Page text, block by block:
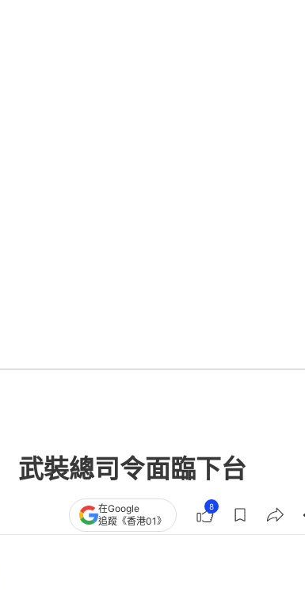
裝總司令面臨下台
在Google
追蹤《香港01》
8